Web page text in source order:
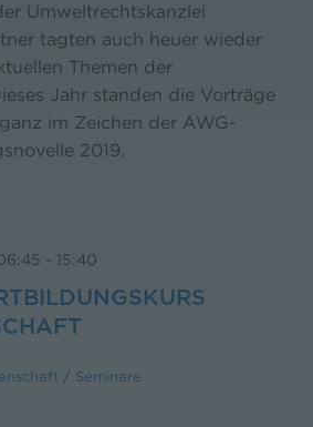
Umweltrechtskanzlei
tagten auch heuer wieder
Themen der
Jahr standen die Vorträge
im Zeichen der AWG-
2019.
- 15:40
/ Seminare